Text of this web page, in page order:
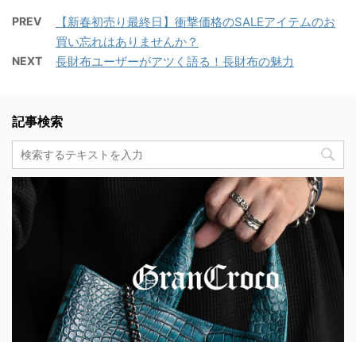
PREV
【新春初売り最終日】衝撃価格のSALEアイテムのお
買い忘れはありませんか？
NEXT 長財布ユーザーがアツく語る！長財布の魅力
記事検索